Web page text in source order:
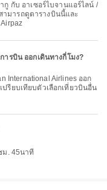
ามารถดูตารางบินนี้และ
ารบิน ออกเดินทางกี่โมง?
รียบเทียบตัวเลือกเที่ยวบินอื่น
ม. 45นาที